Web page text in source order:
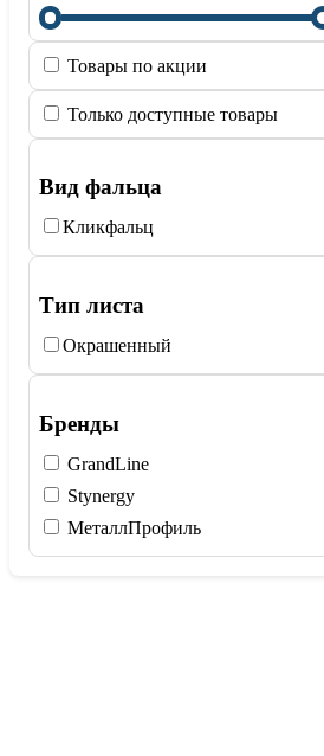
Товары по акции
Только доступные товары
Вид фальца
Кликфальц
Тип листа
Окрашенный
Бренды
GrandLine
Stynergy
МеталлПрофиль